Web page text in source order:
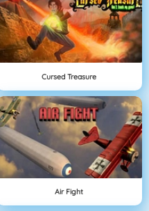
Cursed Treasure
Air Fight